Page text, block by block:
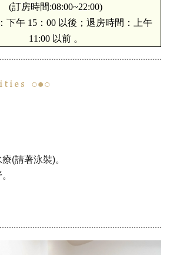
(訂房時間:08:00~22:00)
下午 15：00 以後；退房時間：上午
11:00 以前 。
(請著泳裝)。